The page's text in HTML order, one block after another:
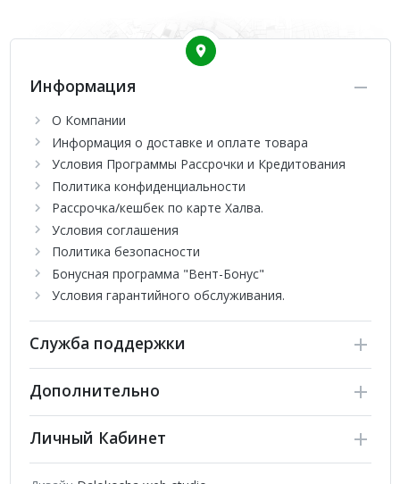
Обогрев, охлаждение при низких температурах
Сплит-системы Daichi серии MIRacle Inverter обеспечивают
надежную и эффективную работу, сохраняя при этом
привлекательность, функциональность и наличие
передовых технологий, кондиционеры станут отличным
решением для покупки тем, кто ценит комфорт, уют и
качество. В ассортимент дизайнерской серии входят
настенные модели для помещений от 25 до 70 кв.м.
Информация
О Компании
Информация о доставке и оплате товара
Условия Программы Рассрочки и Кредитования
Политика конфиденциальности
Рассрочка/кешбек по карте Халва.
Условия соглашения
Политика безопасности
Бонусная программа "Вент-Бонус"
Условия гарантийного обслуживания.
Служба поддержки
Дополнительно
Личный Кабинет